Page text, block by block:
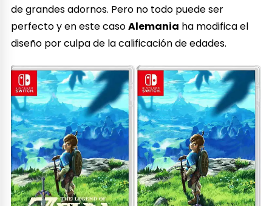
de grandes adornos. Pero no todo puede ser
perfecto y en este casoAlemania ha modifica el
diseño por culpa de la calificación de edades.